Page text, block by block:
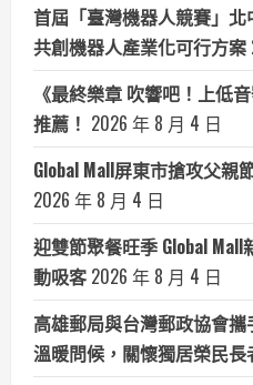
首屆「臺灣機器人競賽」
共創機器人產業化可行方案
《最終樂章 吹響吧！上低
推薦！ 2026 年 8 月 4 日
Global Mall屏東市搶攻父親
2026 年 8 月 4 日
迎雙節聚餐旺季 Global
動吸客 2026 年 8 月 4 日
高雄郵局與台灣郵政協會
溫暖問候，關懷獨居榮民長